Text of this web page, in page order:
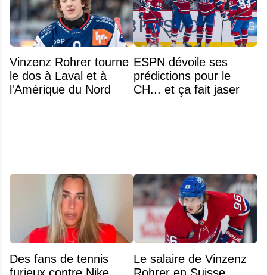
Vinzenz Rohrer tourne
le dos à Laval et à
l'Amérique du Nord
ESPN dévoile ses
prédictions pour le
CH... et ça fait jaser
Des fans de tennis
Le salaire de Vinzenz